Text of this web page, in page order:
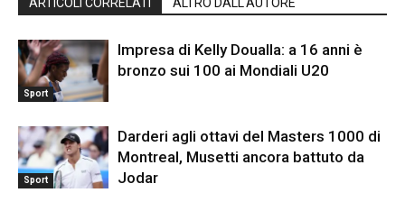
Sport
Impresa di Kelly Doualla: a 16 anni è
bronzo sui 100 ai Mondiali U20
Sport
Darderi agli ottavi del Masters 1000 di
Montreal, Musetti ancora battuto da
Jodar